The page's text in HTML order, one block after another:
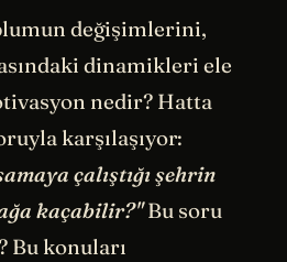
değişimlerini,
dinamikleri ele
nedir? Hatta
karşılaşıyor:
çalıştığı şehrin
kaçabilir?"Bu soru
Bu konuları